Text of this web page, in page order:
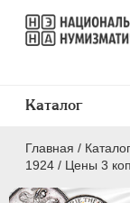
Главная /
1924 / Цены 3
Каталог